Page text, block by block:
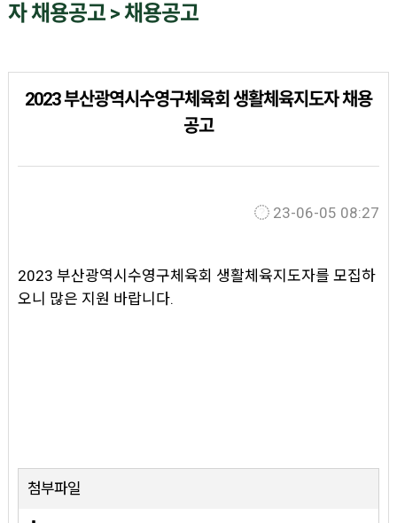
자 채용공고 > 채용공고
2023 부산광역시수영구체육회 생활체육지도자 채용
공고
23-06-05 08:27
2023 부산광역시수영구체육회 생활체육지도자를 모집하
오니 많은 지원 바랍니다.
첨부파일